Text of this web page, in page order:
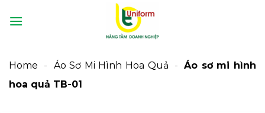
qua
Home
- Áo Sơ Mi Hình Hoa Quả - Áo sơ mi hình
hoa quả TB-01